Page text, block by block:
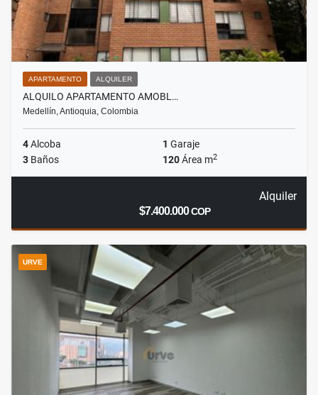
APARTAMENTO ALQUILER
ALQUILO APARTAMENTO AMOBL…
Medellín, Antioquia, Colombia
4Alcoba 1 Garaje
3 Baños 120Área m2
Alquiler
$7.400.000COP
URVE